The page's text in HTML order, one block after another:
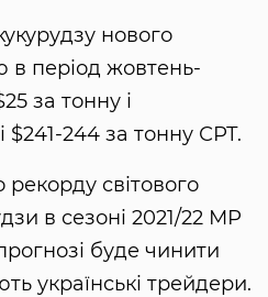
нового
період жовтень-
за тонну і
$241-244 за тонну СРТ.
світового
в сезоні 2021/22 МР
буде чинити
українські трейдери.